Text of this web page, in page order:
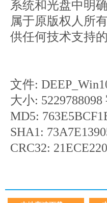
系统和光盘中明
属于原版权人所
供任何技术支持
文件:
大小: 5229788098
MD5:
SHA1:
CRC32: 21ECE220